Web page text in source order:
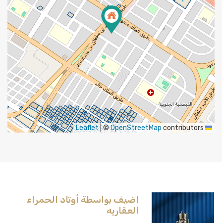
|©OpenStreetMap contributors
اضيف بواسطة أوتاد الحمراء
العقاريه